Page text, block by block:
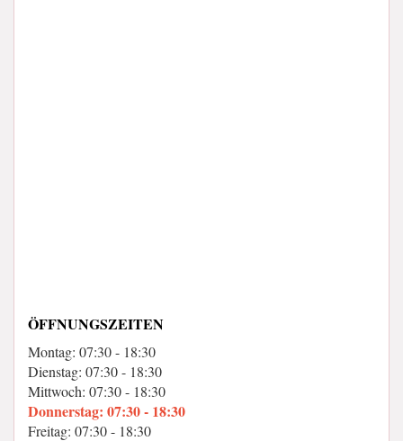
ÖFFNUNGSZEITEN
Montag: 07:30 - 18:30
Dienstag: 07:30 - 18:30
Mittwoch: 07:30 - 18:30
Donnerstag: 07:30 - 18:30
Freitag: 07:30 - 18:30